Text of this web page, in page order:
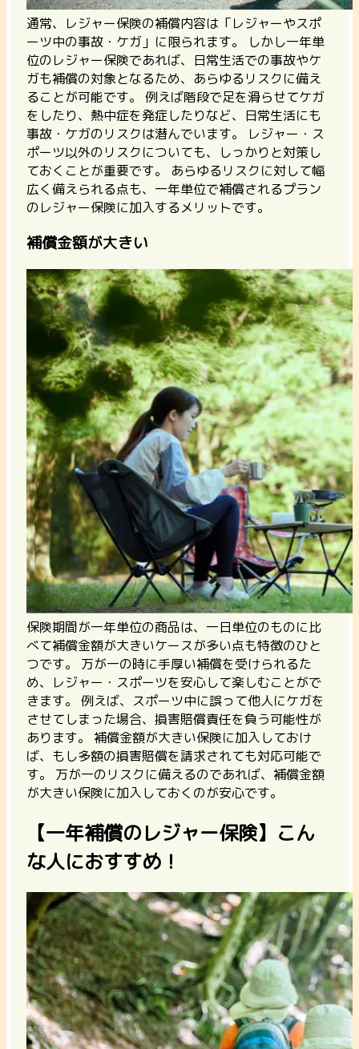
通常、レジャー保険の補償内容は「レジャーやスポ
ーツ中の事故・ケガ」に限られます。 しかし一年単
位のレジャー保険であれば、日常生活での事故やケ
ガも補償の対象となるため、あらゆるリスクに備え
ることが可能です。 例えば階段で足を滑らせてケガ
をしたり、熱中症を発症したりなど、日常生活にも
事故・ケガのリスクは潜んでいます。
レジャー・ス
ポーツ以外のリスクについても、しっかりと対策し
ておくことが重要です。 あらゆるリスクに対して幅
広く備えられる点も、一年単位で補償されるプラン
のレジャー保険に加入するメリットです。
補償金額が大きい
保険期間が一年単位の商品は、 一日単位のものに比
べて補償金額が大きいケースが多い点も特徴のひと
つです。 万が一の時に手厚い補償を受けられるた
め、レジャー・スポーツを安心して楽しむことがで
きます。 例えば、スポーツ中に誤って他人にケガを
させてしまった場合、損害賠償責任を負う可能性が
あります。 補償金額が大きい保険に加入しておけ
ば、もし多額の損害賠償を請求されても対応可能で
す。
万が一のリスクに備えるのであれば、補償金額
が大きい保険に加入しておくのが安心です。
【一年補償のレジャー保険】こん
な人におすすめ！